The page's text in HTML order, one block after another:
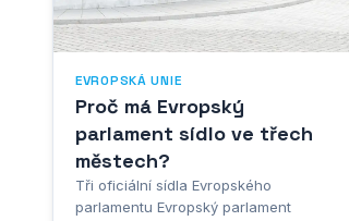
EVROPSKÁ UNIE
Proč má Evropský
parlament sídlo ve třech
městech?
Tři oficiální sídla Evropského
parlamentu Evropský parlament